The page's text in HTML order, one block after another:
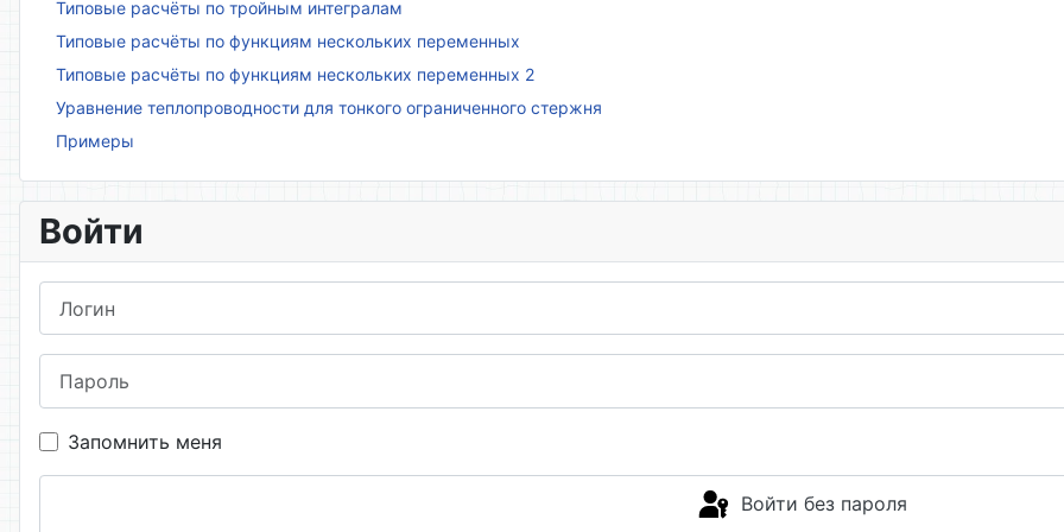
Типовые расчёты по тройным интегралам
Типовые расчёты по функциям нескольких переменных
Типовые расчёты по функциям нескольких переменных 2
Уравнение теплопроводности для тонкого ограниченного стержня
Примеры
Войти
Запомнить меня
Войти без пароля